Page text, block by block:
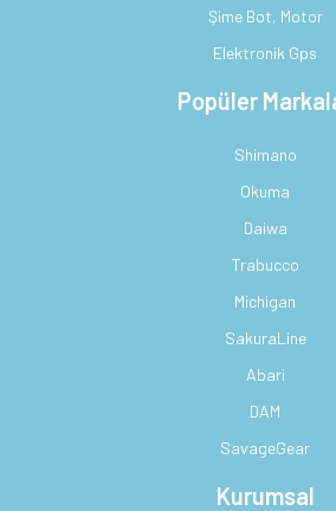
Şime Bot, Motor
Elektronik Gps
Popüler
Shimano
Okuma
Daiwa
Trabucco
Michigan
SakuraLine
Abari
DAM
SavageGear
Kurumsal